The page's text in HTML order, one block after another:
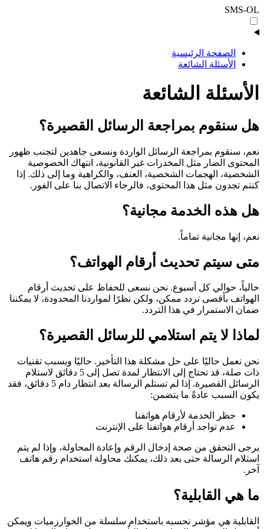
SMS-OL
الصفحة الرئيسية
الأسئلة الشائعة
الأسئلة الشائعة
هل سنقوم بمراجعة الرسائل القصيرة؟
نعم، سنقوم بمراجعة الرسائل الواردة ونسعى جاهدين لتجنب ظهور
المحتوى الضار مثل المخدرات غير القانونية، انتهاك الخصوصية
الشخصية، الهجمات الشخصية، العنف، والكراهية وما إلى ذلك. إذا
كنتم تجدون مثل هذا المحتوى، فالرجاء الاتصال بنا على الفور.
هل هذه الخدمة مجانية؟
نعم، إنها مجانية تماماً.
متى سيتم تحديث أرقام الهواتف؟
حالياً، حوالي كل أسبوع. نحن نسعى للحفاظ على تحديث أرقام
الهواتف بأقصى تردد ممكن، ولكن نظرًا لمواردنا المحدودة، لا يمكننا
ضمان الاستمرار في هذا التردد.
لماذا لا يتم استلامي للرسائل القصيرة؟
نحن نعمل حاليًا على حل مشكلة هذا التأخير. حاليًا وبسبب تقنيات
ذات صلة، قد تحتاج إلى الانتظار لمدة تصل إلى 5 دقائق لاستلام
الرسائل القصيرة. إذا لم تستلم الرسالة بعد انتظار دام 5 دقائق، فقد
يكون السبب عادةً ما يتضمن:
حظر الخدمة لأرقام هواتفنا
عدم تواجد أرقام هواتفنا على الإنترنت
يرجى التحقق من صحة إدخال الرقم وإعادة المحاولة، وإذا لم يتم
استلام الرسالة حتى بعد ذلك، يمكنك محاولة استخدام رقم هاتف
آخر.
ما هي القابلية؟
القابلية هي مؤشر نحسبه باستخدام سلسلة من الخوارزميات ويمكن